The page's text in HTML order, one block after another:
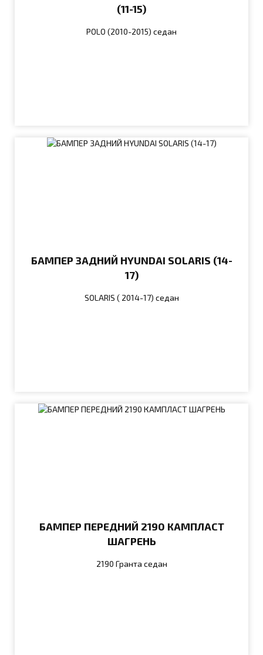
(11-15)
POLO (2010-2015) седан
БАМПЕР ЗАДНИЙ HYUNDAI SOLARIS (14-
17)
SOLARIS ( 2014-17) седан
БАМПЕР ПЕРЕДНИЙ 2190 КАМПЛАСТ
ШАГРЕНЬ
2190 Гранта седан